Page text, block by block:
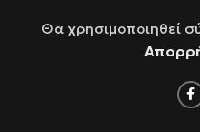
Θα χρησιμοποιηθεί